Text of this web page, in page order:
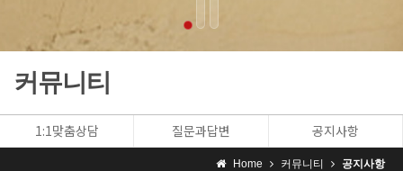
커뮤니티
1:1맞춤상담 질문과답변 공지사항
Home 커뮤니티 공지사항